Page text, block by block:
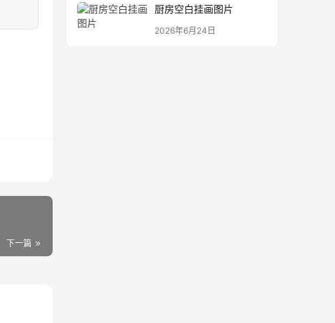
下一篇
厨房空白挂画图片
2026年6月24日